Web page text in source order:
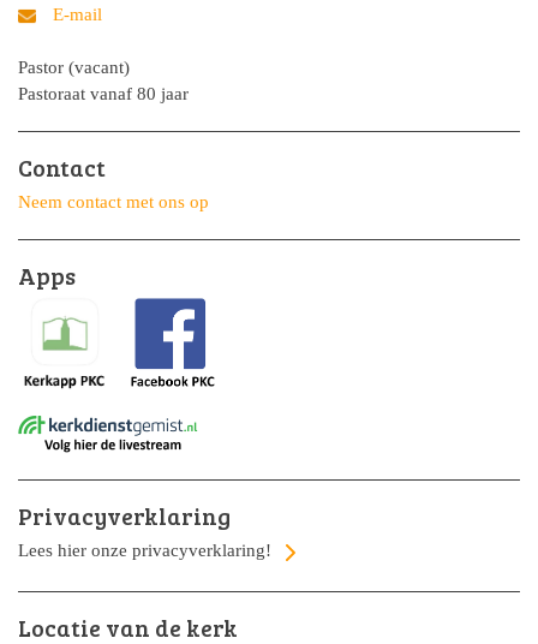
Pastor (vacant)
Pastoraat vanaf 80 jaar
Contact
Neem contact met ons op
Apps
Privacyverklaring
Lees hier onze privacyverklaring!
Locatie van de kerk